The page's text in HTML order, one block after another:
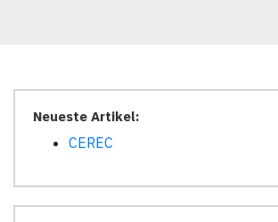
Neueste Artikel:
CEREC